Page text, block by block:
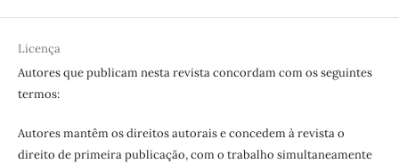
Licença
Autores que publicam nesta revista concordam com os seguintes
termos:
Autores mantêm os direitos autorais e concedem à revista o
direito de primeira publicação, com o trabalho simultaneamente